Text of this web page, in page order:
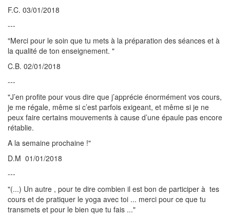
F.C. 03/01/2018
---
"Merci pour le soin que tu mets à la préparation des séances et à
la qualité de ton enseignement. "
C.B. 02/01/2018
---
"J’en profite pour vous dire que j’apprécie énormément vos cours,
je me régale, même si c’est parfois exigeant, et même si je ne
peux faire certains mouvements à cause d’une épaule pas encore
rétablie.
A la semaine prochaine !"
D.M 01/01/2018
---
"(...) Un autre , pour te dire combien il est bon de participer à tes
cours et de pratiquer le yoga avec toi ... merci pour ce que tu
transmets et pour le bien que tu fais ..."